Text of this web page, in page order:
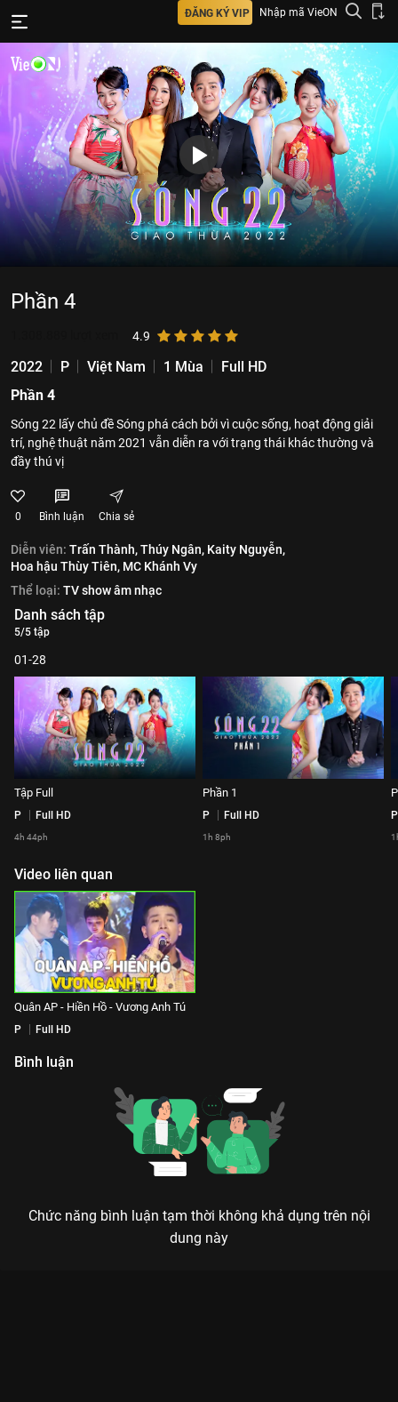
ĐĂNG KÝ VIP Nhập mã VieON
Phần 4
4.9
2022 P Việt Nam 1 Mùa
Full HD
Phần 4
Sóng 22 lấy chủ đề Sóng phá cách bởi vì cuộc sống, hoạt động giải
trí, nghệ thuật năm 2021 vẫn diễn ra với trạng thái khác thường và
đầy thú vị
0 Bình luận Chia sẻ
Diễn viên: Trấn Thành,Thúy Ngân, Kaity Nguyễn,
Hoa hậu Thùy Tiên, MC Khánh Vy
Thể loại: TV show âm nhạc
Danh sách tập
5/5 tập
01-28
Tập Full
P Full HD
4h 44ph
Phần 1
P Full HD
1h 8ph
P
Video liên quan
Quân AP - Hiền Hồ - Vương Anh Tú
P Full HD
Bình luận
Chức năng bình luận tạm thời không khả dụng trên nội
dung này